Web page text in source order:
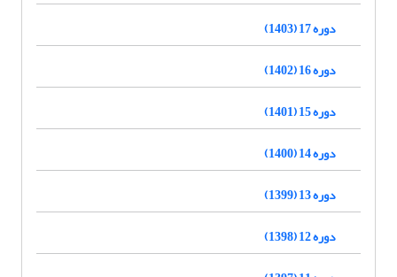
دوره 17 (1403)
دوره 16 (1402)
دوره 15 (1401)
دوره 14 (1400)
دوره 13 (1399)
دوره 12 (1398)